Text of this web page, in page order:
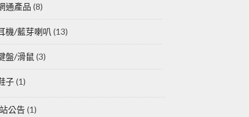
通產品 (8)
機/藍芽喇叭 (13)
盤/滑鼠 (3)
子(1)
公告(1)